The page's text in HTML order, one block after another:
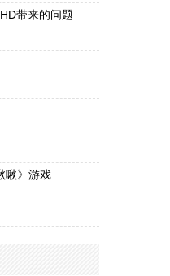
带来的问题
啾》游戏